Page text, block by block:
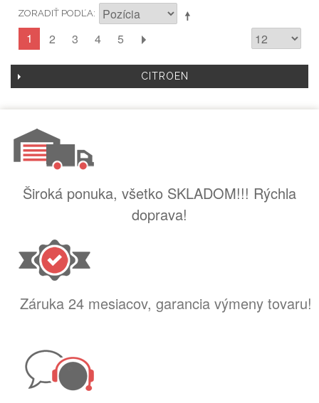
ZORADIŤ PODĽA
1 2 3 4 5
CITROEN
Široká ponuka, všetko SKLADOM!!! Rýchla
doprava!
Záruka 24 mesiacov, garancia výmeny tovaru!